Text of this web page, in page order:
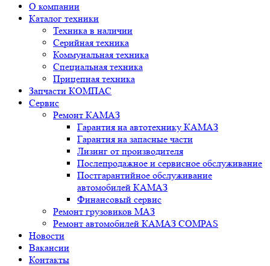
О компании
Каталог техники
Техника в наличии
Серийная техника
Коммунальная техника
Специальная техника
Прицепная техника
Запчасти КОМПАС
Сервис
Ремонт КАМАЗ
Гарантия на автотехнику КАМАЗ
Гарантия на запасные части
Лизинг от производителя
Послепродажное и сервисное обслуживание
Постгарантийное обслуживание
автомобилей КАМАЗ
Финансовый сервис
Ремонт грузовиков МАЗ
Ремонт автомобилей КАМАЗ COMPAS
Новости
Вакансии
Контакты